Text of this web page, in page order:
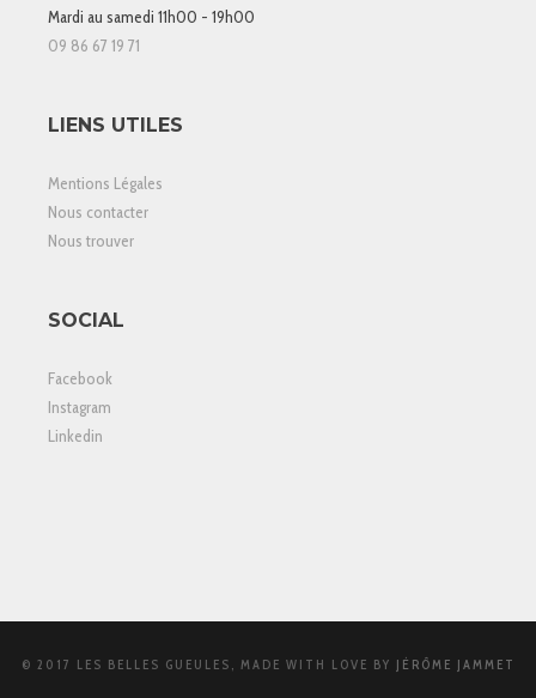
Mardi au samedi 11h00 - 19h00
09 86 67 19 71
LIENS UTILES
Mentions Légales
Nous contacter
Nous trouver
SOCIAL
Facebook
Instagram
Linkedin
© 2017 LES BELLES GUEULES, MADE WITH LOVE BY JÉRÔME JAMMET